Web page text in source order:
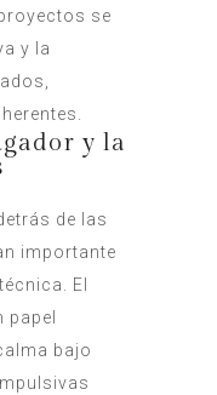
se
y la
y la
de las
importante
El
bajo